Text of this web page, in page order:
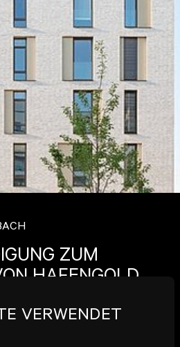
VERWENDET
ZUM
HAFENGOLD
Vier Hafengold-Inselhäuser
Dies möchten wir